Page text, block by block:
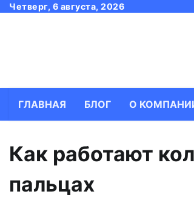
SkipЧетверг, 6 августа, 2026
ГЛАВНАЯ БЛОГ О
Как работают
пальцах